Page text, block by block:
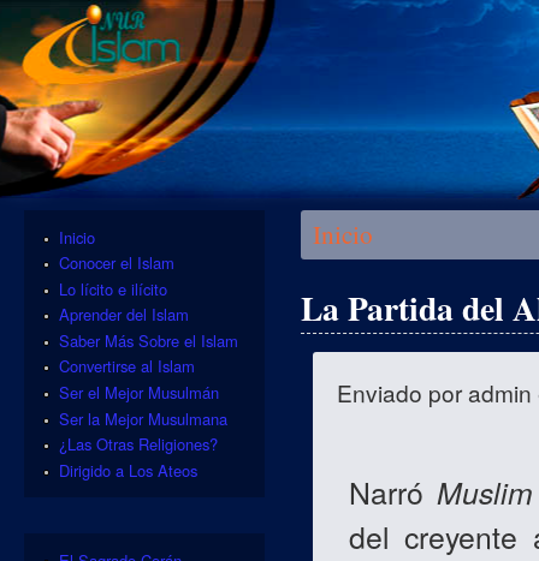
Se encuentra usted aquí
Inicio
La Partida del
Enviado poradmin
Narró Muslim
del creyente
Inicio
Conocer el Islam
Lo lícito e ilícito
Aprender del Islam
Saber Más Sobre el Islam
Convertirse al Islam
Ser el Mejor Musulmán
Ser la Mejor Musulmana
¿Las Otras Religiones?
Dirigido a Los Ateos